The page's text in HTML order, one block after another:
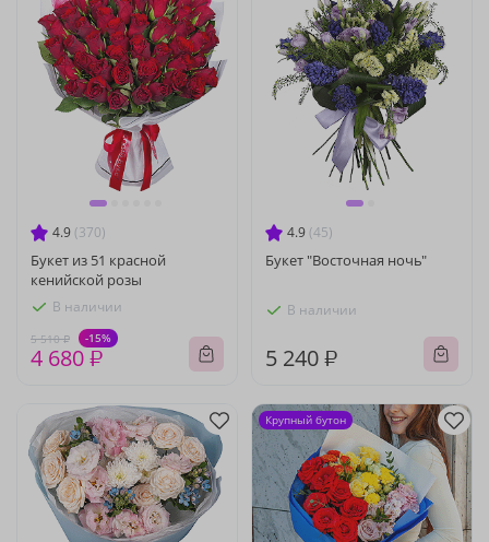
4.9 (370)
Букет из 51 красной
кенийской розы
В наличии
5 510 ₽ -15%
4 680 ₽
4.9 (45)
Букет "Восточная ночь"
В наличии
5 240 ₽
Крупный бутон